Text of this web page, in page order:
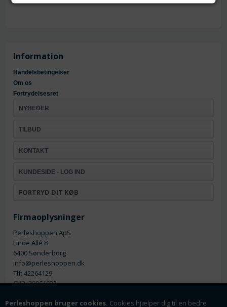
Perleshoppen bruger cookies. Cookies hjælper dig til en bedre
Information
Handelsbetingelser
Om os
Fortrydelsesret
NYHEDER
TILBUD
KONTAKT
KUNDESIDE - LOG IND
FORTRYD DIT KØB
Firmaoplysninger
Perleshoppen ApS
Linde Allé 8
6400 Sønderborg
info@perleshoppen.dk
Tlf: 42264129
CVR: 39061023